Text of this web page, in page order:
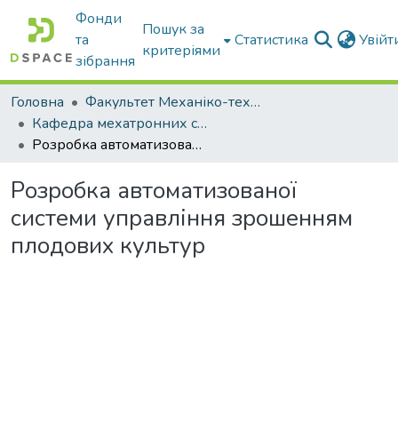
Фонди
та
зібрання
Пошук за
критеріями
Статистика
Головна
Факультет Механіко-технологічний
Кафедра мехатронних систем тракторів та сільскогосподарських машин
Розробка автоматизованої системи управління зрошенням плодових культур
Розробка автоматизованої
системи управління зрошенням
плодових культур